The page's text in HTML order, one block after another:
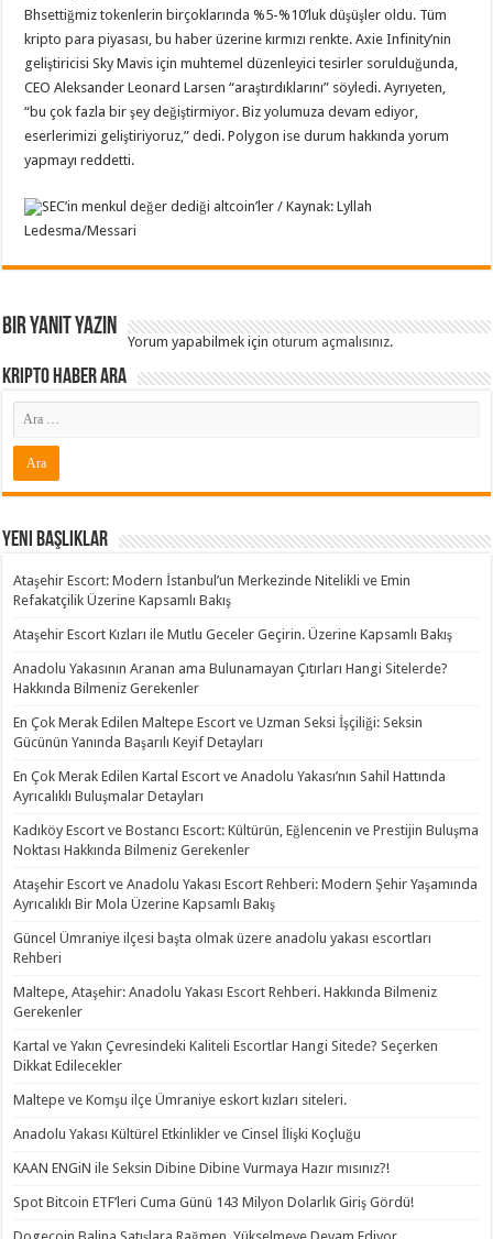
Bhsettiğmiz tokenlerin birçoklarında %5-%10’luk düşüşler oldu. Tüm
kripto para piyasası, bu haber üzerine kırmızı renkte. Axie Infinity’nin
geliştiricisi Sky Mavis için muhtemel düzenleyici tesirler sorulduğunda,
CEO Aleksander Leonard Larsen “araştırdıklarını” söyledi. Ayrıyeten,
“bu çok fazla bir şey değiştirmiyor. Biz yolumuza devam ediyor,
eserlerimizi geliştiriyoruz,” dedi. Polygon ise durum hakkında yorum
yapmayı reddetti.
SEC’in menkul değer dediği altcoin’ler / Kaynak: Lyllah
Ledesma/Messari
Bir yanıt yazın
Yorum yapabilmek içinoturum açmalısınız.
Kripto Haber ARA
Yeni Başlıklar
Ataşehir Escort: Modern İstanbul’un Merkezinde Nitelikli ve Emin
Refakatçilik Üzerine Kapsamlı Bakış
Ataşehir Escort Kızları ile Mutlu Geceler Geçirin. Üzerine Kapsamlı Bakış
Anadolu Yakasının Aranan ama Bulunamayan Çıtırları Hangi Sitelerde?
Hakkında Bilmeniz Gerekenler
En Çok Merak Edilen Maltepe Escort ve Uzman Seksi İşçiliği: Seksin
Gücünün Yanında Başarılı Keyif Detayları
En Çok Merak Edilen Kartal Escort ve Anadolu Yakası’nın Sahil Hattında
Ayrıcalıklı Buluşmalar Detayları
Kadıköy Escort ve Bostancı Escort: Kültürün, Eğlencenin ve Prestijin Buluşma
Noktası Hakkında Bilmeniz Gerekenler
Ataşehir Escort ve Anadolu Yakası Escort Rehberi: Modern Şehir Yaşamında
Ayrıcalıklı Bir Mola Üzerine Kapsamlı Bakış
Güncel Ümraniye ilçesi başta olmak üzere anadolu yakası escortları
Rehberi
Maltepe, Ataşehir: Anadolu Yakası Escort Rehberi. Hakkında Bilmeniz
Gerekenler
Kartal ve Yakın Çevresindeki Kaliteli Escortlar Hangi Sitede? Seçerken
Dikkat Edilecekler
Maltepe ve Komşu ilçe Ümraniye eskort kızları siteleri.
Anadolu Yakası Kültürel Etkinlikler ve Cinsel İlişki Koçluğu
KAAN ENGiN ile Seksin Dibine Dibine Vurmaya Hazır mısınız?!
Spot Bitcoin ETF’leri Cuma Günü 143 Milyon Dolarlık Giriş Gördü!